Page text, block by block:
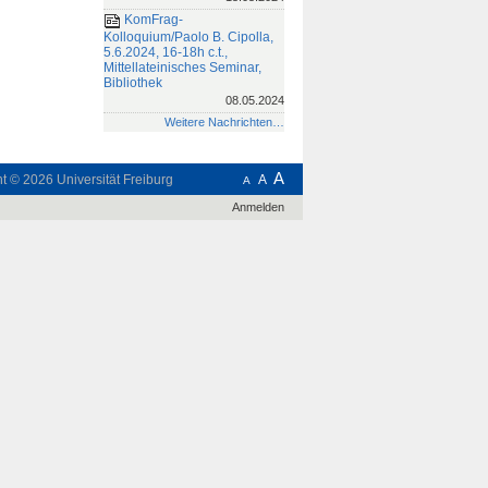
KomFrag-
Kolloquium/Paolo B. Cipolla,
5.6.2024, 16-18h c.t.,
Mittellateinisches Seminar,
Bibliothek
08.05.2024
Weitere Nachrichten…
A A A
© 2026 Universität Freiburg
Anmelden